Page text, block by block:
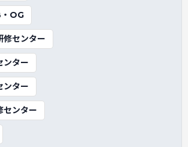
OG
修センター
ンター
ンター
センター